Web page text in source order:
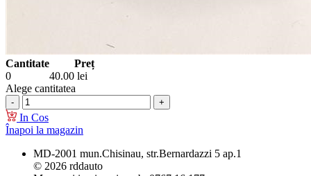
Cantitate
Preț
0
40.00 lei
Alege cantitatea
In Cos
Înapoi la magazin
MD-2001 mun.Chisinau, str.Bernardazzi 5 ap.1
© 2026 rddauto